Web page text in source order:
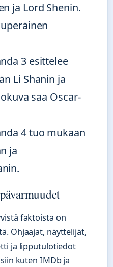
ja Lord Shenin.
3 esittelee
Li Shanin ja
saa Oscar-
4 tuo mukaan
ja
faktoista on
Ohjaajat, näyttelijät,
ja lipputulotiedot
kuten IMDb ja